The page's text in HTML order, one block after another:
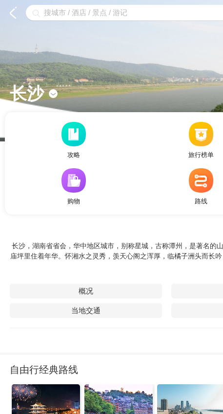
 
长沙 
攻略 旅行榜单
购物 路线
长沙，湖南省省会，华中地区城市，别称星城，古称潭州，是著名的
庙坪里住着年华。怀湘水之灵秀，羡天心阁之浑厚，临橘子洲头而长
概况
当地交通
自由行经典路线